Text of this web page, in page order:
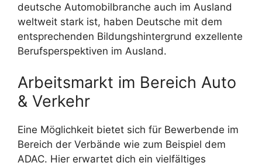
deutsche Automobilbranche auch im Ausland
weltweit stark ist, haben Deutsche mit dem
entsprechenden Bildungshintergrund exzellente
Berufsperspektiven im Ausland.
Arbeitsmarkt im Bereich Auto
& Verkehr
Eine Möglichkeit bietet sich für Bewerbende im
Bereich der Verbände wie zum Beispiel dem
ADAC. Hier erwartet dich ein vielfältiges